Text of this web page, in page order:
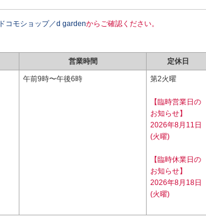
ドコモショップ／d gardenからご確認ください。
営業時間 定休日
午前9時〜午後6時 第2火曜
【臨時営業日の
お知らせ】
2026年8月11日
(火曜)
【臨時休業日の
お知らせ】
2026年8月18日
(火曜)